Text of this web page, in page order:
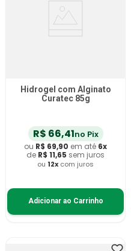
Hidrogel com Alginato
Curatec 85g
R$ 66,41no Pix
ou R$ 69,90 em até 6x
de R$ 11,65 sem juros
ou 12x com juros
Adicionar ao Carrinho